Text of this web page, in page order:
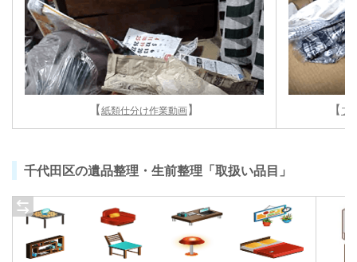
【紙類仕分け作業動画】 【 プ
千代田区の遺品整理・生前整理「取扱い品目」